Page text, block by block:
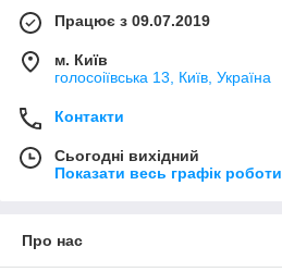
Працює з 09.07.2019
м. Київ
голосоіївська 13, Київ, Україна
Контакти
Сьогодні вихідний
Показати весь графік роботи
Про нас